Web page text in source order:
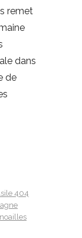
remet
dans
de
404